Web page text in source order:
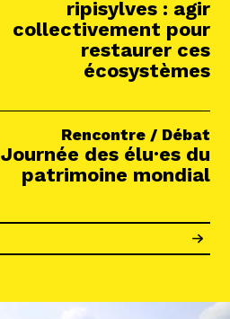
ripisylves : agir
collectivement pour
restaurer ces
écosystèmes
Rencontre / Débat
Journée des élu·es du
patrimoine mondial